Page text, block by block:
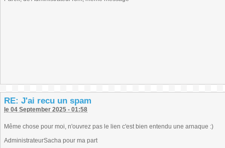
RE: J'ai recu un spam
le 04 September 2025 - 01:58
Même chose pour moi, n'ouvrez pas le lien c'est bien entendu une arnaque :)
AdministrateurSacha pour ma part